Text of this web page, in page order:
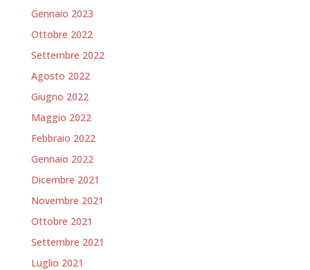
Gennaio 2023
Ottobre 2022
Settembre 2022
Agosto 2022
Giugno 2022
Maggio 2022
Febbraio 2022
Gennaio 2022
Dicembre 2021
Novembre 2021
Ottobre 2021
Settembre 2021
Luglio 2021